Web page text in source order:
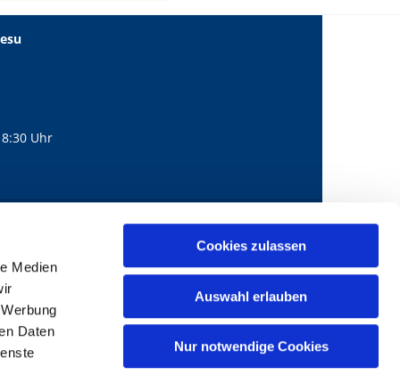
Medien
Daten
Cookies zulassen
Auswahl erlauben
Nur notwendige Cookies
Uhr
mail@bernhard-lichtenberg.berlin